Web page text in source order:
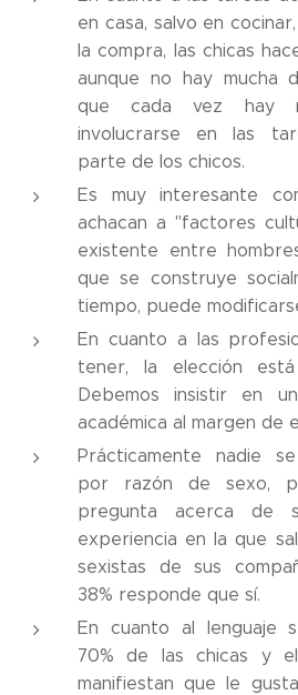
en casa, salvo en
la compra, las chicas
aunque no hay mucha
que cada vez hay
involucrarse en las
parte de los chicos.
Es muy interesante
achacan a "factores
existente entre
que se construye
tiempo, puede
En cuanto a las
tener, la elección
Debemos insistir en
académica al margen de
Prácticamente nadie
por razón de sexo,
pregunta acerca de
experiencia en la que
sexistas de sus
38% responde que sí.
En cuanto al lenguaje
70% de las chicas y
manifiestan que le